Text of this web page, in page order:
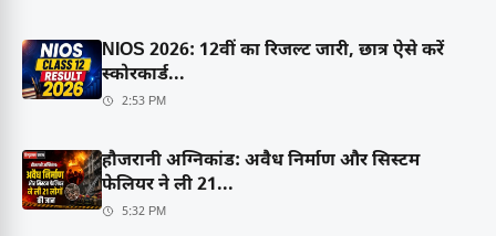
NIOS 2026: 12वीं का रिजल्ट जारी, छात्र ऐसे करें
स्कोरकार्ड...
2:53 PM
हौजरानी अग्निकांड: अवैध निर्माण और सिस्टम
फेलियर ने ली 21...
5:32 PM